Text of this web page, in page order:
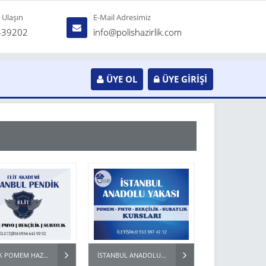
E-Mail Adresimiz
info@polishazirlik.com
ÜYE OL ÜYE GİRİŞİ
PENDİK POMEM HAZIRLIK - BEKÇİ PARKUR HAZIRLIK KURSU İSTANBUL ANADOLU YAKASI POMEM KURSLARI